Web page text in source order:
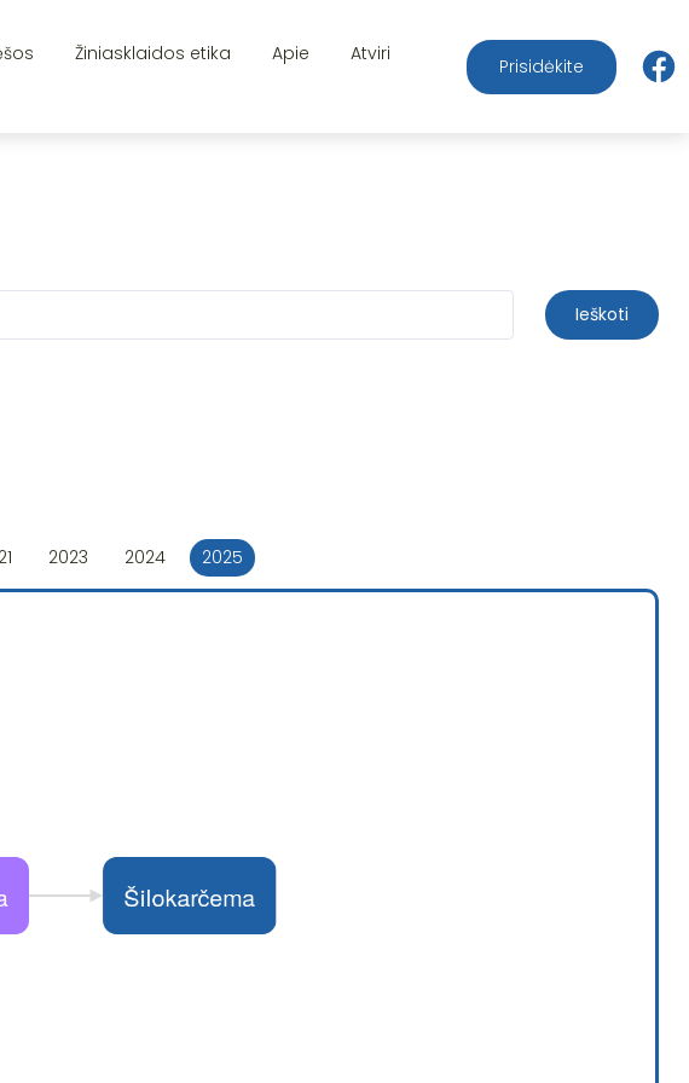
Žiniasklaidos etika Apie
Atviri
Prisidėkite
Ieškoti
2023 2024 2025